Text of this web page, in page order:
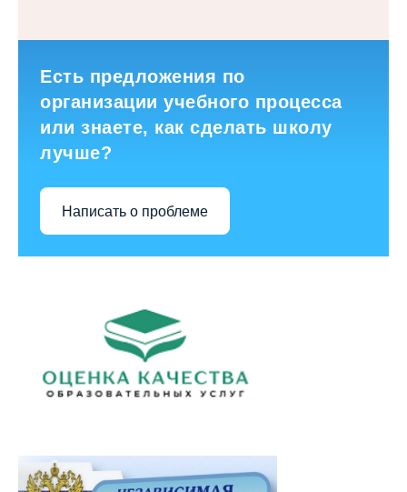
Есть предложения по
организации учебного процесса
или знаете, как сделать школу
лучше?
Написать о проблеме